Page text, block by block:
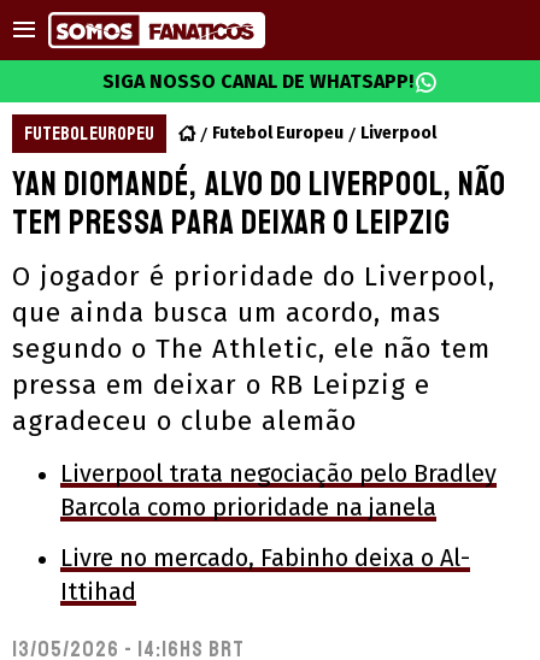
SIGA NOSSO CANAL DE WHATSAPP!
FUTEBOL EUROPEU Futebol Europeu Liverpool
Yan Diomandé, alvo do Liverpool, não
tem pressa para deixar o Leipzig
O jogador é prioridade do Liverpool,
que ainda busca um acordo, mas
segundo o The Athletic, ele não tem
pressa em deixar o RB Leipzig e
agradeceu o clube alemão
Liverpool trata negociação pelo Bradley
Barcola como prioridade na janela
Livre no mercado, Fabinho deixa o Al-
Ittihad
13/05/2026 - 14:16hs BRT